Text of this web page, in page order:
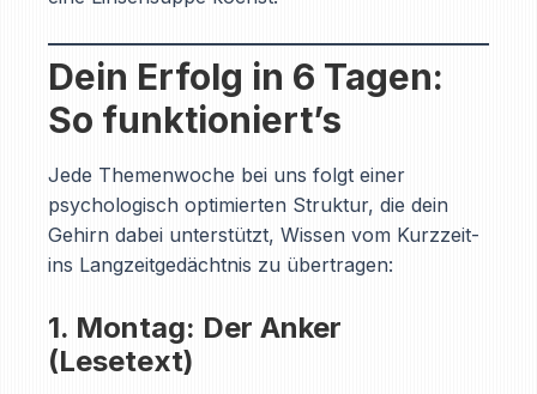
Dein Erfolg in 6 Tagen:
So funktioniert’s
Jede Themenwoche bei uns folgt einer
psychologisch optimierten Struktur, die dein
Gehirn dabei unterstützt, Wissen vom Kurzzeit-
ins Langzeitgedächtnis zu übertragen:
1. Montag: Der Anker
(Lesetext)